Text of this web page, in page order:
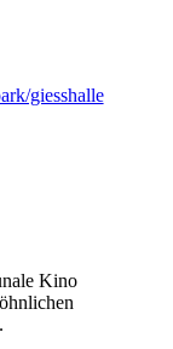
giesshalle
Kino